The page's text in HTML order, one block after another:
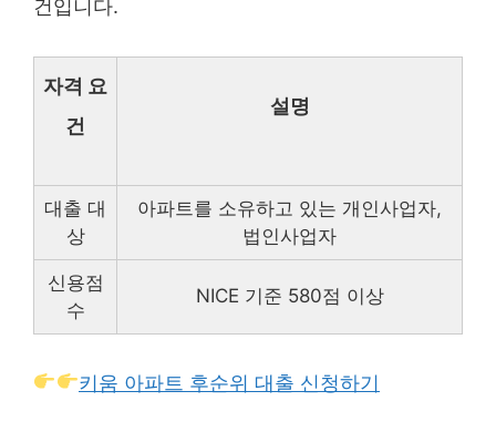
건입니다.
자격 요
건
설명
대출 대
상
아파트를 소유하고 있는 개인사업자,
법인사업자
신용점
수
NICE 기준 580점 이상
키움 아파트 후순위 대출 신청하기